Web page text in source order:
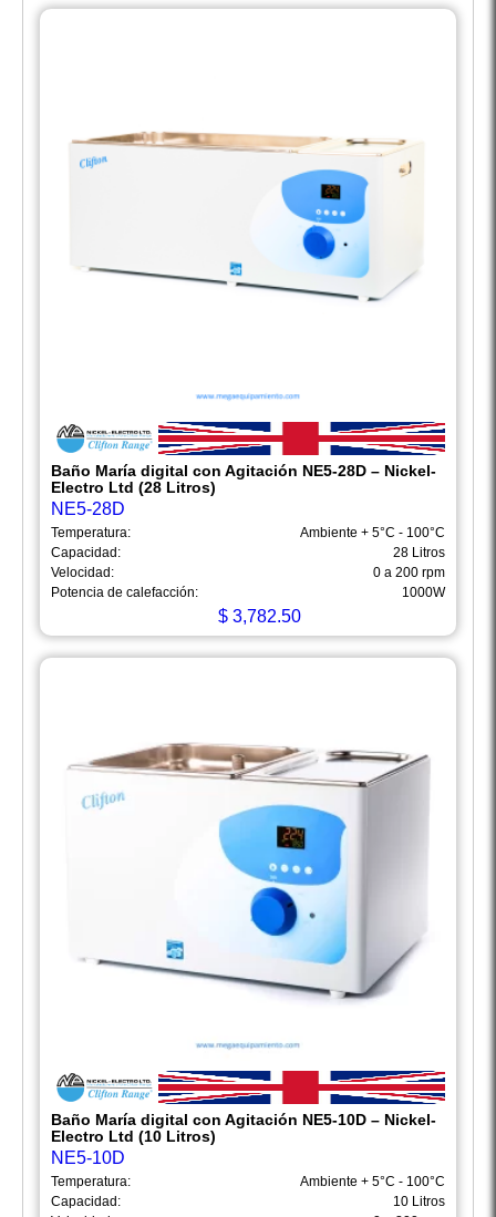
Baño María digital con Agitación NE5-28D – Nickel-
Electro Ltd (28 Litros)
NE5-28D
Temperatura:
Ambiente + 5°C - 100°C
Capacidad:
28 Litros
Velocidad:
0 a 200 rpm
Potencia de calefacción:
1000W
$3,782.50
Baño María digital con Agitación NE5-10D – Nickel-
Electro Ltd (10 Litros)
NE5-10D
Temperatura:
Ambiente + 5°C - 100°C
Capacidad:
10 Litros